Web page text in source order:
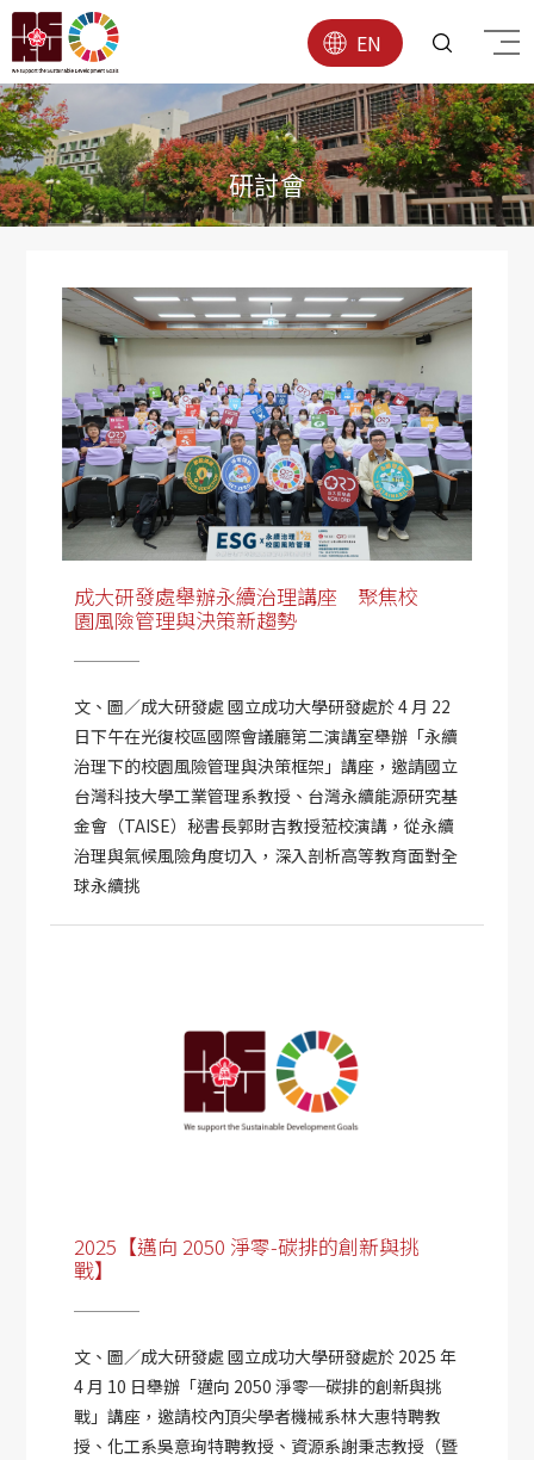
EN
研討會
成大研發處舉辦永續治理講座 聚焦校
園風險管理與決策新趨勢
文、圖／成大研發處 國立成功大學研發處於 4 月 22
日下午在光復校區國際會議廳第二演講室舉辦「永續
治理下的校園風險管理與決策框架」講座，邀請國立
台灣科技大學工業管理系教授、台灣永續能源研究基
金會（TAISE）秘書長郭財吉教授蒞校演講，從永續
治理與氣候風險角度切入，深入剖析高等教育面對全
球永續挑
2025【邁向 2050 淨零-碳排的創新與挑
戰】
文、圖／成大研發處 國立成功大學研發處於 2025 年
4 月 10 日舉辦「邁向 2050 淨零─碳排的創新與挑
戰」講座，邀請校內頂尖學者機械系林大惠特聘教
授、化工系吳意珣特聘教授、資源系謝秉志教授（暨